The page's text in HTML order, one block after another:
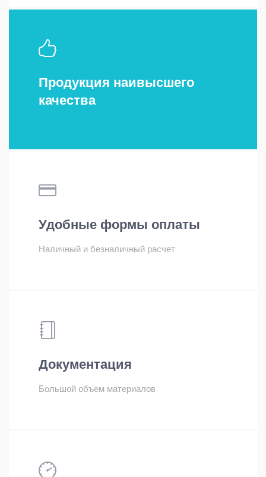
Продукция наивысшего
качества
Удобные формы оплаты
Наличный и безналичный расчет
Документация
Большой объем материалов